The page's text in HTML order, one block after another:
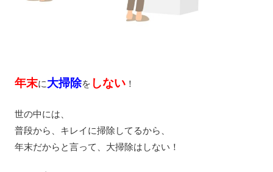
年末に大掃除を しない ！
世の中には、
普段から、キレイに掃除してるから、
年末だからと言って、大掃除はしない！